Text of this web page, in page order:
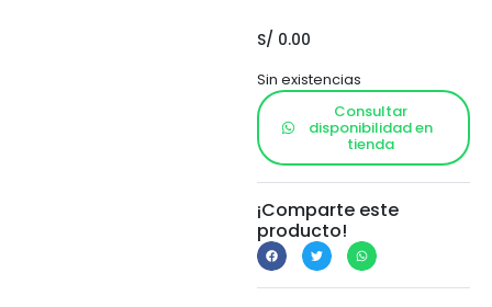
S/ 0.00
Sin existencias
Consultar
disponibilidad en
tienda
¡Comparte este
producto!